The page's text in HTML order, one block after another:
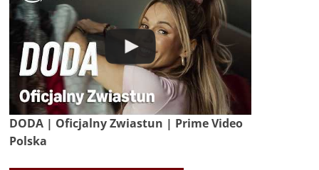
DODA | Oficjalny Zwiastun | Prime Video
Polska